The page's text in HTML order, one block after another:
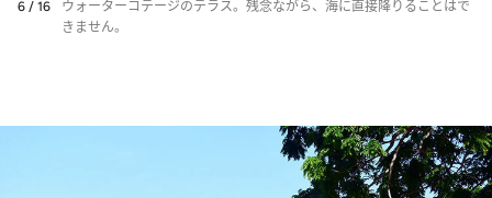
6 / 16
ウォーターコテージのテラス。残念ながら、海に直接降りることはで
きません。